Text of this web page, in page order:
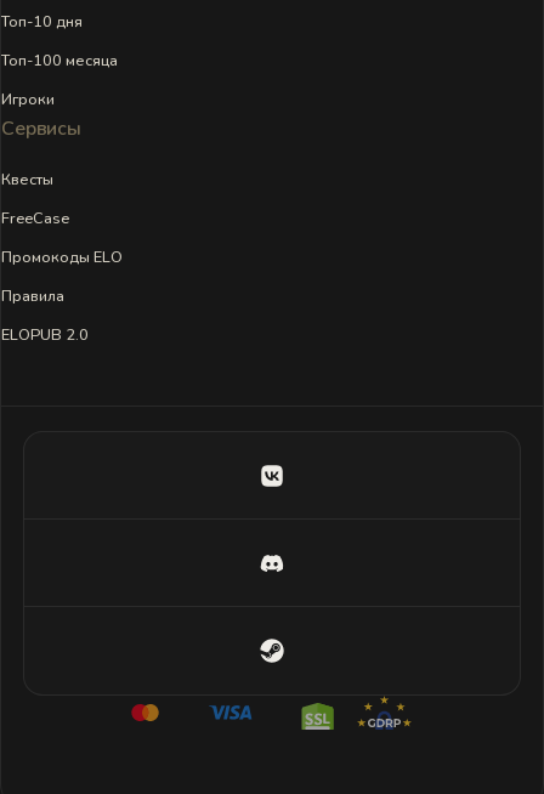
Топ-10 дня
Топ-100 месяца
Игроки
Сервисы
Квесты
FreeCase
Промокоды ELO
Правила
ELOPUB 2.0